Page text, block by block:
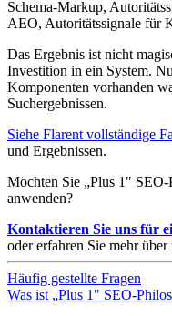
Schema-Markup,
AEO, Autoritätssignale für
Das Ergebnis ist nicht
Investition in ein System.
Komponenten vorhanden
Suchergebnissen.
Siehe Flarent vollständige
und Ergebnissen.
Möchten Sie „Plus 1"
anwenden?
Kontaktieren Sie uns für
oder erfahren Sie mehr über
Häufig gestellte Fragen
Was ist „Plus 1" SEO-